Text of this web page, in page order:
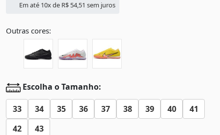
Em até 10x de R$ 54,51 sem juros
Outras cores:
Escolha o Tamanho:
33 34 35 36 37 38 39 40
41
42
43